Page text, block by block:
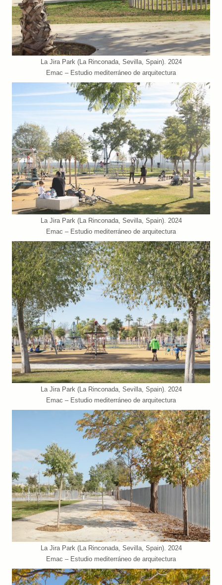
La Jira Park (La Rinconada, Sevilla, Spain). 2024
Emac – Estudio mediterráneo de arquitectura
La Jira Park (La Rinconada, Sevilla, Spain). 2024
Emac – Estudio mediterráneo de arquitectura
La Jira Park (La Rinconada, Sevilla, Spain). 2024
Emac – Estudio mediterráneo de arquitectura
La Jira Park (La Rinconada, Sevilla, Spain). 2024
Emac – Estudio mediterráneo de arquitectura